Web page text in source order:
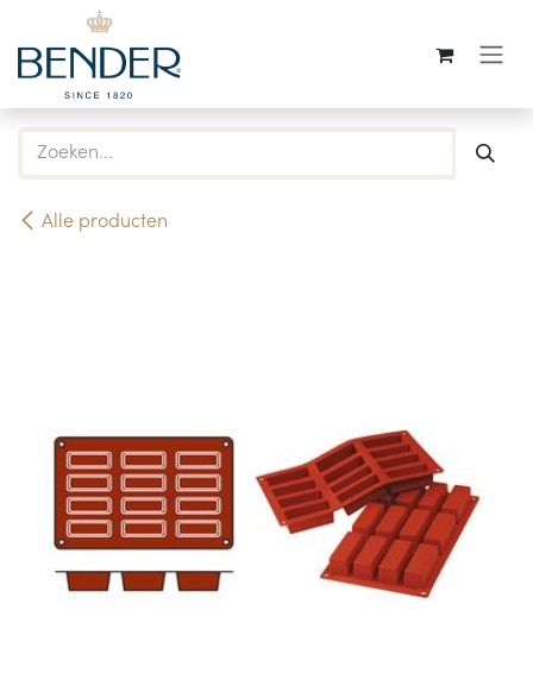
Overslaan naar inhoud
Alle producten